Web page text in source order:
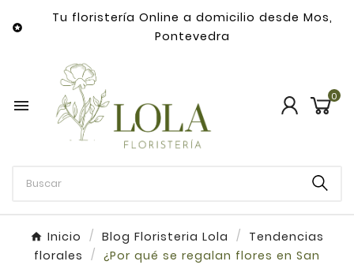

Tu floristería Online a domicilio desde Mos,
Pontevedra
 0
Inicio Blog Floristeria Lola
Tendencias
florales
¿Por qué se regalan flores en San